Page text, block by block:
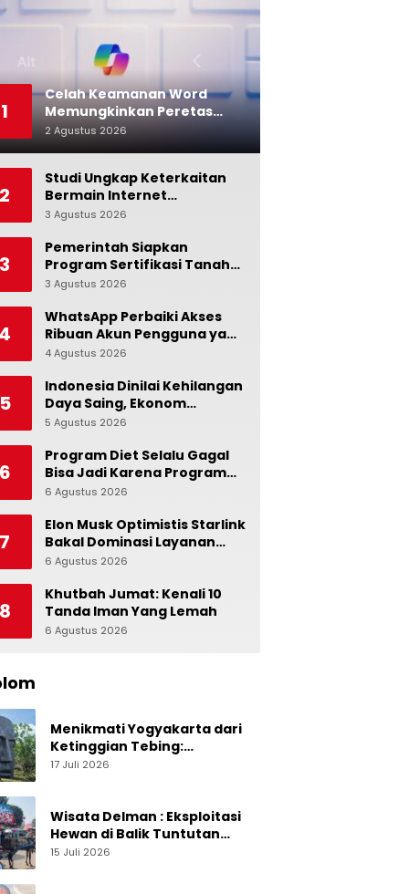
1
Celah Keamanan Word
Memungkinkan Peretas
Menyusup ke Microsoft
Copilot
2 Agustus 2026
2
Studi Ungkap Keterkaitan
Bermain Internet
Berlebihan dengan Stres
3 Agustus 2026
3
Pemerintah Siapkan
Program Sertifikasi Tanah
Gratis bagi Masyarakat
3 Agustus 2026
4
WhatsApp Perbaiki Akses
Ribuan Akun Pengguna yang
Terblokir
4 Agustus 2026
5
Indonesia Dinilai Kehilangan
Daya Saing, Ekonom
Ingatkan Pentingnya Jaga
Indonesia
5 Agustus 2026
6
Program Diet Selalu Gagal
Bisa Jadi Karena Program
Alami dalam Otak
6 Agustus 2026
7
Elon Musk Optimistis Starlink
Bakal Dominasi Layanan
Internet Global
6 Agustus 2026
8
Khutbah Jumat: Kenali 10
Tanda Iman Yang Lemah
6 Agustus 2026
Menikmati Yogyakarta dari
Ketinggian Tebing:
Menelusuri Pesona On The
17 Juli 2026
Wisata Delman : Eksploitasi
Hewan di Balik Tuntutan
Perut Kusir
15 Juli 2026